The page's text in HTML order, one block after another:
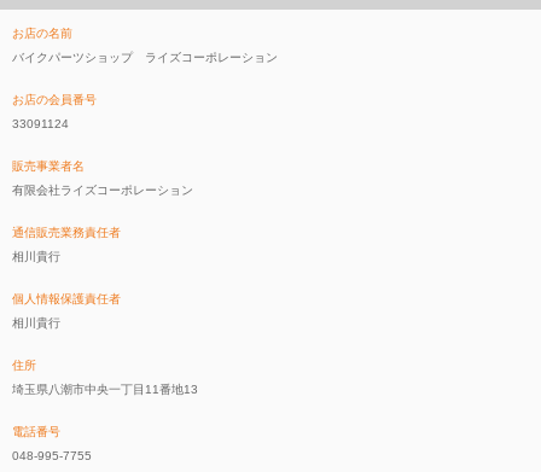
お店の名前
バイクパーツショップ ライズコーポレーション
お店の会員番号
33091124
販売事業者名
有限会社ライズコーポレーション
通信販売業務責任者
相川貴行
個人情報保護責任者
相川貴行
住所
埼玉県八潮市中央一丁目11番地13
電話番号
048-995-7755